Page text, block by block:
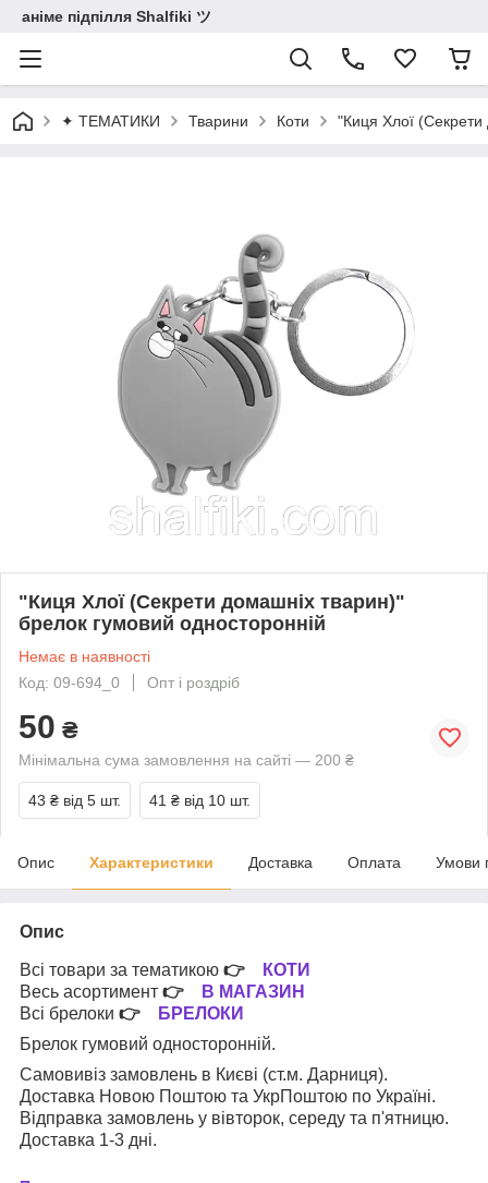
аніме підпілля Shalfiki ツ
✦ ТЕМАТИКИ Тварини Коти "Киця Хлої (Секрети
"Киця Хлої (Секрети домашніх тварин)"
брелок гумовий односторонній
Немає в наявності
Код: 09-694_0
Опт і роздріб
50 ₴
Мінімальна сума замовлення на сайті — 200 ₴
43 ₴ від 5 шт. 41 ₴ від 10 шт.
Опис Характеристики Доставка Оплата Умови
Опис
Всі товари за тематикою 👉
КОТИ
Весь асортимент 👉
В МАГАЗИН
Всі брелоки 👉
БРЕЛОКИ
Брелок гумовий односторонній.
Самовивіз замовлень в Києві (ст.м. Дарниця).
Доставка Новою Поштою та УкрПоштою по Україні.
Відправка замовлень у вівторок, середу та п'ятницю.
Доставка 1-3 дні.